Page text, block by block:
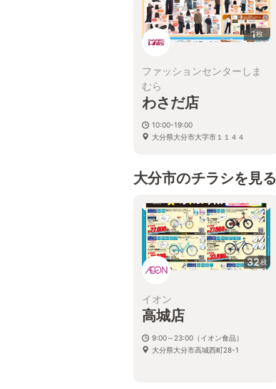
1枚
ファッションセンターしま
むら
わさだ店
10:00-19:00
大分県大分市大字市１１４４
大分市のチラシを見る
32枚
イオン
高城店
9:00～23:00（イオン食品）
大分県大分市高城西町28-1